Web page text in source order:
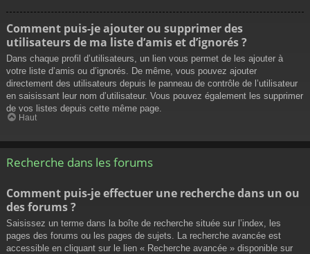
Comment puis-je ajouter ou supprimer des
utilisateurs de ma liste d’amis et d’ignorés ?
Dans chaque profil d’utilisateurs, un lien vous permet de les ajouter à
votre liste d’amis ou d’ignorés. De même, vous pouvez ajouter
directement des utilisateurs depuis le panneau de contrôle de l’utilisateur
en saisissant leur nom d’utilisateur. Vous pouvez également les supprimer
de vos listes depuis cette même page.
Haut
Recherche dans les forums
Comment puis-je effectuer une recherche dans un ou
des forums ?
Saisissez un terme dans la boîte de recherche située sur l’index, les
pages des forums ou les pages de sujets. La recherche avancée est
accessible en cliquant sur le lien « Recherche avancée » disponible sur